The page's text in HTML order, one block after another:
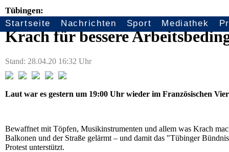
Seitennavigation
Startseite Nachrichten Sport Mediathek
Tübingen:
Krach für bessere
Stand: 28.04.20 16:32 Uhr
Laut war es gestern um 19:00 Uhr wieder im Französischen
Bewaffnet mit Töpfen, Musikinstrumenten und allem was Krach
Balkonen und der Straße gelärmt – und damit das "Tübinger
Protest unterstützt.